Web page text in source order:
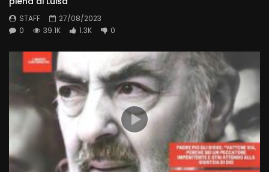
STAFF
27/08/2023
0
39.1K 1.3K 0